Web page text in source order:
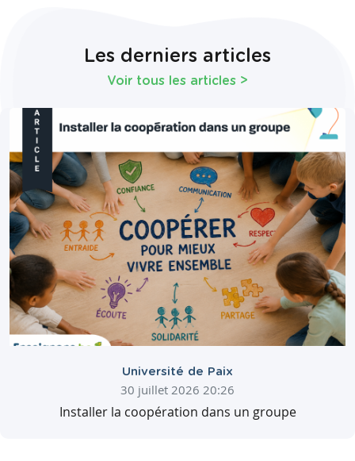
Les derniers articles
Voir tous les articles >
Université de Paix
30 juillet 2026 20:26
Installer la coopération dans un groupe